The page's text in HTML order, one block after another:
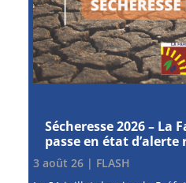
Sécheresse 2026 – La
passe en état d’alerte
3 août 26| FLASH